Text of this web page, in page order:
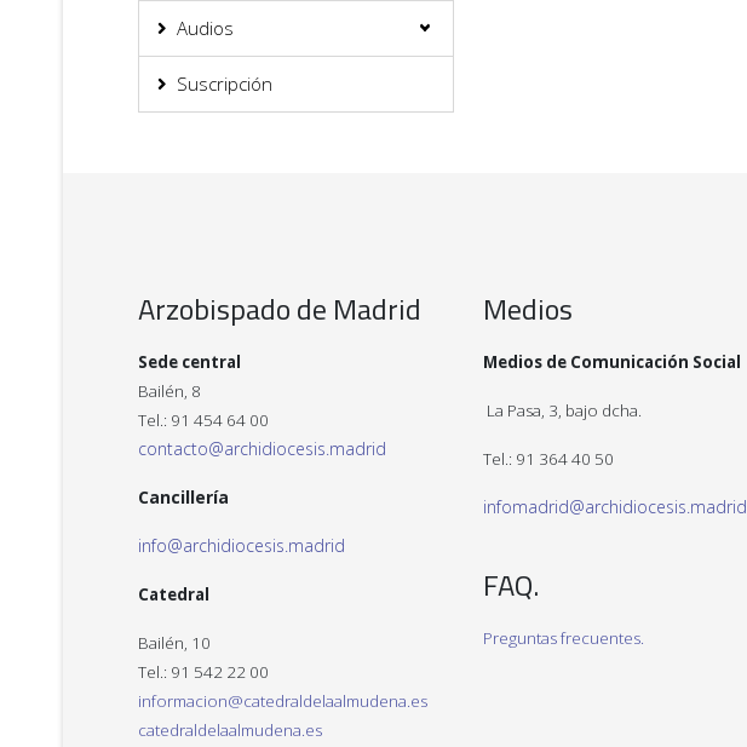
Audios
Suscripción
Arzobispado de Madrid
Sede central
Bailén, 8
Tel.: 91 454 64 00
contacto@archidiocesis.madrid
Cancillería
info@archidiocesis.madrid
Catedral
Bailén, 10
Tel.: 91 542 22 00
informacion@catedraldelaalmudena.es
catedraldelaalmudena.es
Medios
Medios de Comunicación Social
La Pasa, 3, bajo dcha.
Tel.: 91 364 40 50
infomadrid@archidiocesis.madrid
FAQ.
Preguntas frecuentes.